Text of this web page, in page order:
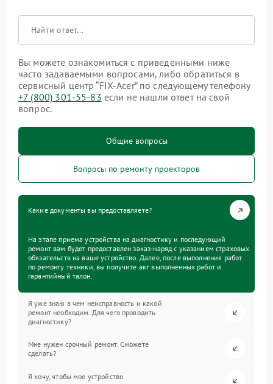
Вы можете ознакомиться с приведенными ниже
часто задаваемыми вопросами, либо обратиться в
сервисный центр “FIX-Acer” по следующему телефону
+7 (800) 301-55-83 если не нашли ответ на свой
вопрос.
Общие вопросы
Вопросы по ремонту проекторов
Какие документы вы предоставляете?
На этапе приема устройства на диагностику и последующий
ремонт вам будет предоставлен заказ-наряд с указанием страховых
обязательств на ваше устройство. Далее, после выполнения работ
по ремонту техники, вы получите акт выполненных работ и
гарантийный талон.
Я уже знаю в чем неисправность и какой
ремонт необходим. Для чего проводить
диагностику?
Мне нужен срочный ремонт. Сможете
сделать?
Я хочу, чтобы мое устройство